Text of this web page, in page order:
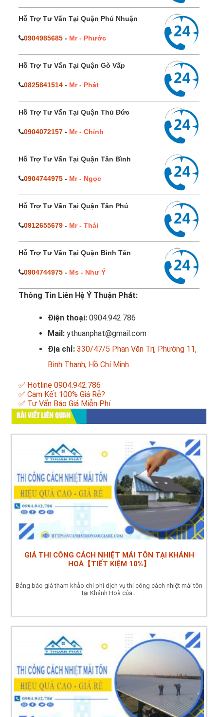
Hỗ Trợ Tư Vấn Tại Quận Phú Nhuận
0904985685 - Mr - Phước
Hỗ Trợ Tư Vấn Tại Quận Gò Vấp
0825841514 - Mr - Phát
Hỗ Trợ Tư Vấn Tại Quận Thủ Đức
0904072157 - Mr - Chính
Hỗ Trợ Tư Vấn Tại Quận Tân Bình
0904744975 - Mr - Ngọc
Hỗ Trợ Tư Vấn Tại Quận Tân Phú
0912655679 - Mr - Thái
Hỗ Trợ Tư Vấn Tại Quận Bình Tân
0904744975 - Ms - Như Ý
Thông Tin Liên Hệ Ý Thuận Phát:
Điện thoại: 0904.942.786
Mail: ythuanphat@gmail.com
Địa chỉ: 330/47/5 Phan Văn Trị, Phường 11,
Bình Thạnh, Hồ Chí Minh
✅ Hotline 0904.942.786
✅ Cam Kết 100% Giá Rẻ?
✅ Tư Vấn Báo Giá Miễn Phí
BÀI VIẾT LIÊN QUAN
GIÁ THI CÔNG CÁCH NHIỆT MÁI TÔN TẠI KHÁNH
HOÀ【TIẾT KIỆM 10%】
Bảng báo giá tham khảo chi phí dịch vụ thi công cách nhiệt mái tôn
tại Khánh Hoà của...